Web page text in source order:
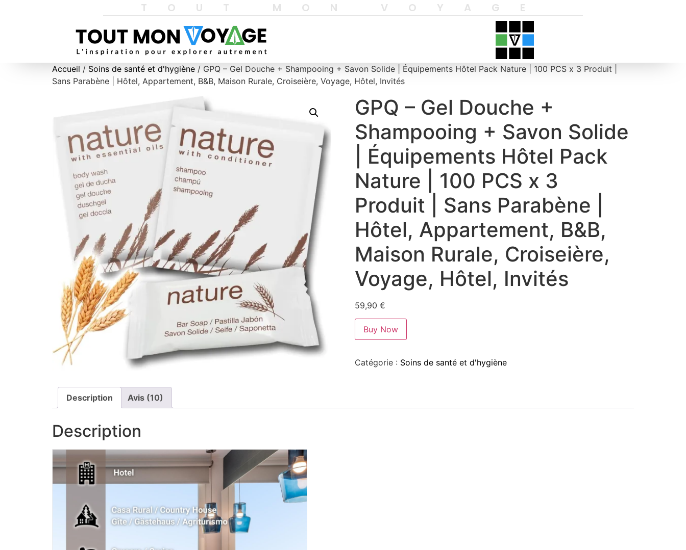
TOUT MON VOYAGE
Accueil / Soins de santé et d'hygiène / GPQ – Gel Douche + Shampooing + Savon Solide | Équipements Hôtel Pack Nature | 100 PCS x 3 Produit |
Sans Parabène | Hôtel, Appartement, B&B, Maison Rurale, Croiseière, Voyage, Hôtel, Invités
GPQ – Gel Douche +
Shampooing + Savon Solide
| Équipements Hôtel Pack
Nature | 100 PCS x 3
Produit | Sans Parabène |
Hôtel, Appartement, B&B,
Maison Rurale, Croiseière,
Voyage, Hôtel, Invités
59,90 €
Buy Now
Catégorie : Soins de santé et d'hygiène
Description Avis (10)
Description